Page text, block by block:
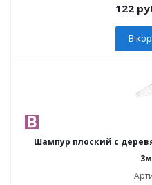
122
В
Шампур плоский с